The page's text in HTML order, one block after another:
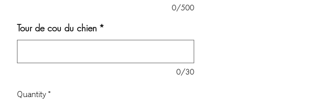
0/500
Tour de cou du chien *
0/30
Quantity*